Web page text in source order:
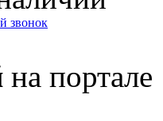
звонок
на портале